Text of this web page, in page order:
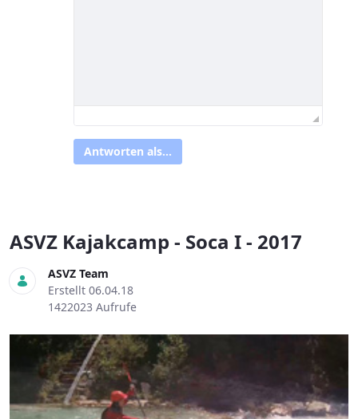
Antworten als...
ASVZ Kajakcamp - Soca I - 2017
ASVZ Team
Erstellt 06.04.18
1422023 Aufrufe